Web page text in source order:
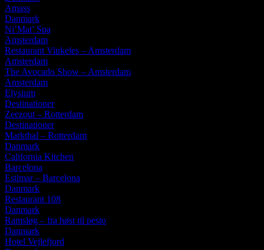
Amass
Danmark
Ni’Mat’ Spa
Amsterdam
Restaurant Vinkeles – Amsterdam
Amsterdam
The Avocado Show – Amsterdam
Amsterdam
Elysium
Destinationer
Zeezout – Rotterdam
Destinationer
Markthal – Rotterdam
Danmark
California Kitchen
Barcelona
Estimar – Barcelona
Danmark
Restaurant 108
Danmark
Ramsløg – fra høst til pesto
Danmark
Hotel Vejlefjord